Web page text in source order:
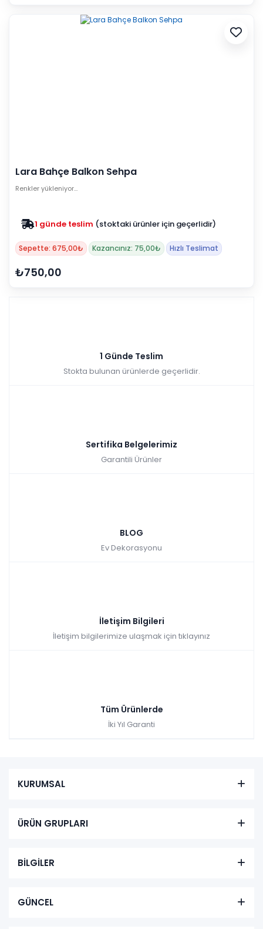
Lara Bahçe Balkon Sehpa
Renkler yükleniyor…
1 günde teslim (stoktaki ürünler için geçerlidir)
Sepette: 675,00₺ Kazancınız: 75,00₺ Hızlı Teslimat
₺750,00
1 Günde Teslim
Stokta bulunan ürünlerde geçerlidir.
Sertifika Belgelerimiz
Garantili Ürünler
BLOG
Ev Dekorasyonu
İletişim Bilgileri
İletişim bilgilerimize ulaşmak için tıklayınız
Tüm Ürünlerde
İki Yıl Garanti
KURUMSAL
ÜRÜN GRUPLARI
BİLGİLER
GÜNCEL